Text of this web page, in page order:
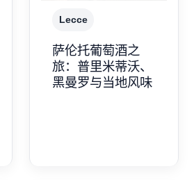
Lecce
萨伦托葡萄酒之
旅：普里米蒂沃、
黑曼罗与当地风味